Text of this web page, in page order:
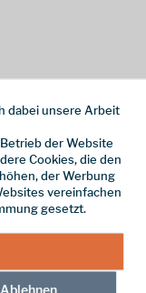
dabei unsere Arbeit
der Website
Cookies, die den
der Werbung
vereinfachen
gesetzt.
Ablehnen